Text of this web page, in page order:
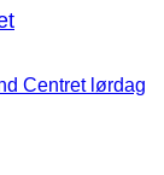
Centret lørdag